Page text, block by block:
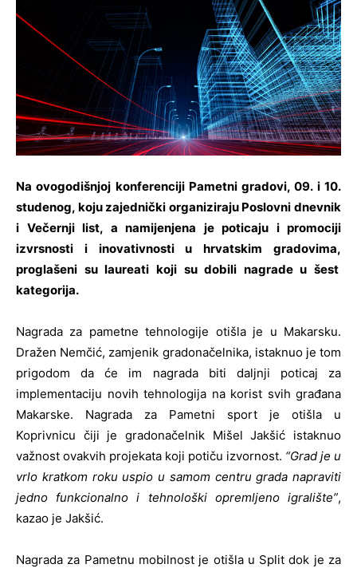
Na ovogodišnjoj konferenciji Pametni gradovi, 09. i 10.
studenog, koju zajednički organiziraju Poslovni dnevnik
i Večernji list, a namijenjena je poticaju i promociji
izvrsnosti i inovativnosti u hrvatskim gradovima,
proglašeni su laureati koji su dobili nagrade u šest
kategorija.
Nagrada za pametne tehnologije otišla je u Makarsku.
Dražen Nemčić, zamjenik gradonačelnika, istaknuo je tom
prigodom da će im nagrada biti daljnji poticaj za
implementaciju novih tehnologija na korist svih građana
Makarske. Nagrada za Pametni sport je otišla u
Koprivnicu čiji je gradonačelnik Mišel Jakšić istaknuo
važnost ovakvih projekata koji potiču izvornost. “Grad je u
vrlo kratkom roku uspio u samom centru grada napraviti
jedno funkcionalno i tehnološki opremljeno igralište”,
kazao je Jakšić.
Nagrada za Pametnu mobilnost je otišla u Split dok je za